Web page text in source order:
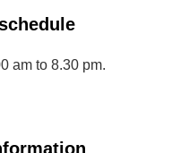
am to 8.30 pm.